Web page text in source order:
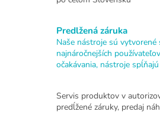
Predlžená záruka
Naše nástroje sú
najnáročnejších
očakávania, nástroje
Servis produktov v
predĺžené záruky, predaj